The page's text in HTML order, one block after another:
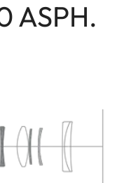
ASPH.